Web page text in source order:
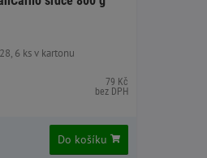
6 ks v kartonu
79 Kč
bez DPH
Do košíku